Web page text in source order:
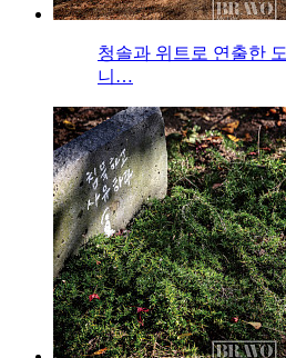
청솔과 위트로 연출한
니…